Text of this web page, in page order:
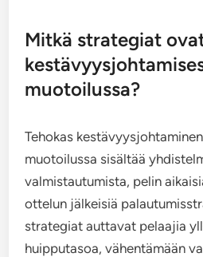
Mitkä strategiat
muotoilussa?
Tehokas
muotoilussa sisältää
valmistautumista, pelin
ottelun jälkeisiä
strategiat auttavat pelaajia
huipputasoa, vähentämään